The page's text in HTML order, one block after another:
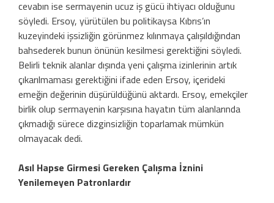
cevabın ise sermayenin ucuz iş gücü ihtiyacı olduğunu
söyledi. Ersoy, yürütülen bu politikaysa Kıbrıs’ın
kuzeyindeki işsizliğin görünmez kılınmaya çalışıldığından
bahsederek bunun önünün kesilmesi gerektiğini söyledi.
Belirli teknik alanlar dışında yeni çalışma izinlerinin artık
çıkarılmaması gerektiğini ifade eden Ersoy, içerideki
emeğin değerinin düşürüldüğünü aktardı. Ersoy, emekçiler
birlik olup sermayenin karşısına hayatın tüm alanlarında
çıkmadığı sürece dizginsizliğin toparlamak mümkün
olmayacak dedi.
Asıl Hapse Girmesi Gereken Çalışma İznini
Yenilemeyen Patronlardır